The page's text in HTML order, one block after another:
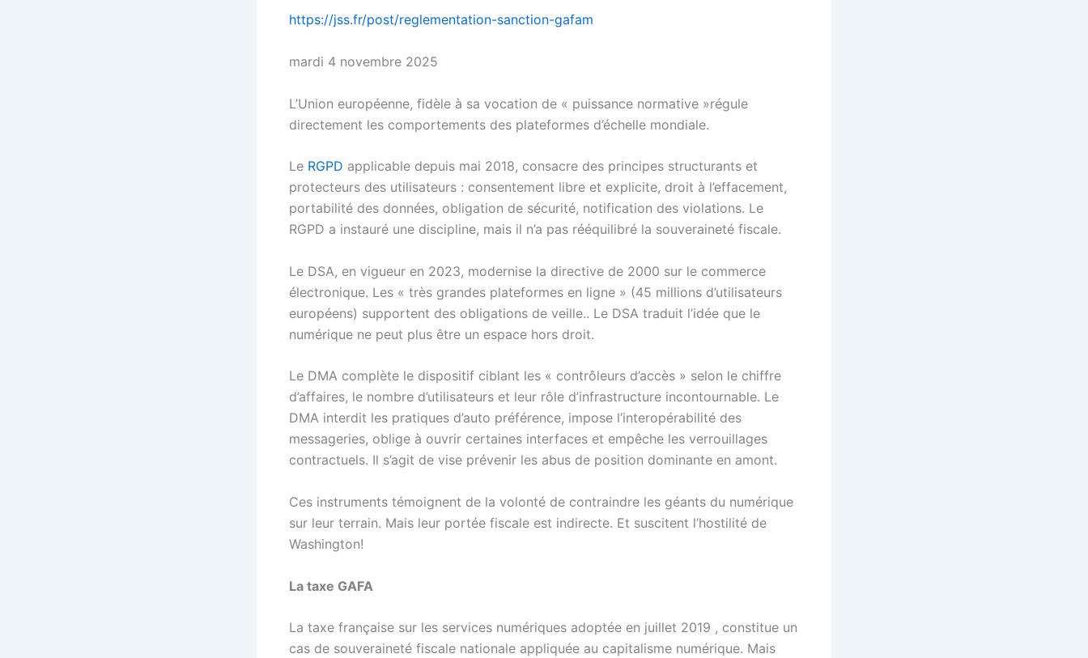
https://jss.fr/post/reglementation-sanction-gafam
mardi 4 novembre 2025
L’Union européenne, fidèle à sa vocation de « puissance normative »régule
directement les comportements des plateformes d’échelle mondiale.
Le RGPD applicable depuis mai 2018, consacre des principes structurants et
protecteurs des utilisateurs : consentement libre et explicite, droit à l’effacement,
portabilité des données, obligation de sécurité, notification des violations. Le
RGPD a instauré une discipline, mais il n’a pas rééquilibré la souveraineté fiscale.
Le DSA, en vigueur en 2023, modernise la directive de 2000 sur le commerce
électronique. Les « très grandes plateformes en ligne » (45 millions d’utilisateurs
européens) supportent des obligations de veille.. Le DSA traduit l’idée que le
numérique ne peut plus être un espace hors droit.
Le DMA complète le dispositif ciblant les « contrôleurs d’accès » selon le chiffre
d’affaires, le nombre d’utilisateurs et leur rôle d’infrastructure incontournable. Le
DMA interdit les pratiques d’auto préférence, impose l’interopérabilité des
messageries, oblige à ouvrir certaines interfaces et empêche les verrouillages
contractuels. Il s’agit de vise prévenir les abus de position dominante en amont.
Ces instruments témoignent de la volonté de contraindre les géants du numérique
sur leur terrain. Mais leur portée fiscale est indirecte. Et suscitent l’hostilité de
Washington!
La taxe GAFA
La taxe française sur les services numériques adoptée en juillet 2019 , constitue un
cas de souveraineté fiscale nationale appliquée au capitalisme numérique. Mais